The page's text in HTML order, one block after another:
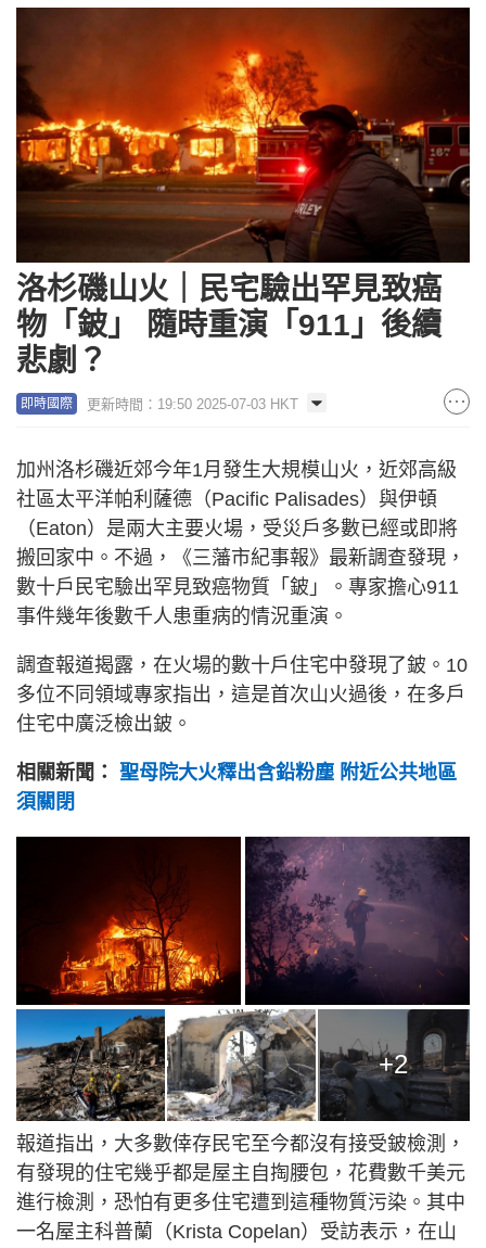
洛杉磯山火｜民宅驗出罕見致癌
物「鈹」 隨時重演「911」後續
悲劇？
即時國際 更新時間：19:50 2025-07-03 HKT
加州洛杉磯近郊今年1月發生大規模山火，近郊高級
社區太平洋帕利薩德（Pacific Palisades）與伊頓
（Eaton）是兩大主要火場，受災戶多數已經或即將
搬回家中。不過，《三藩市紀事報》最新調查發現，
數十戶民宅驗出罕見致癌物質「鈹」。專家擔心911
事件幾年後數千人患重病的情況重演。
調查報道揭露，在火場的數十戶住宅中發現了鈹。10
多位不同領域專家指出，這是首次山火過後，在多戶
住宅中廣泛檢出鈹。
相關新聞： 聖母院大火釋出含鉛粉塵 附近公共地區
須關閉
+2
報道指出，大多數倖存民宅至今都沒有接受鈹檢測，
有發現的住宅幾乎都是屋主自掏腰包，花費數千美元
進行檢測，恐怕有更多住宅遭到這種物質污染。其中
一名屋主科普蘭（Krista Copelan）受訪表示，在山